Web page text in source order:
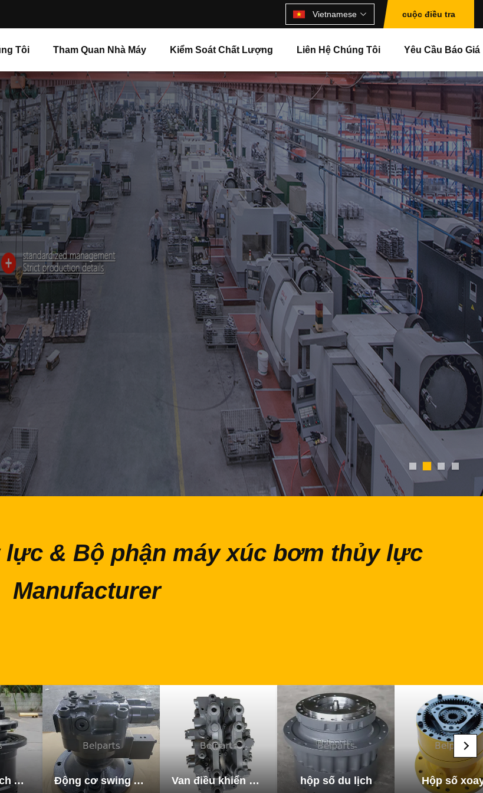
Vietnamese cuộc điều tra
Tôi Tham Quan Nhà Máy Kiểm Soát Chất Lượng Liên Hệ Chúng Tôi Yêu Cầu Báo Giá
& Bộ phận máy xúc bơm thủy lực
Manufacturer
Xe máy du lịch Assy Động cơ swing Assy Van điều khiển máy xúc hộp số du lịch Hộp số